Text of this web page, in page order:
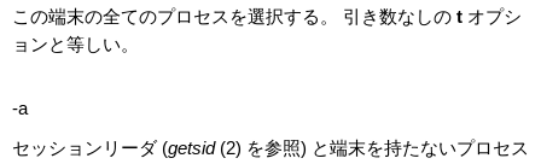
この端末の全てのプロセスを選択する。 引き数なしの t オプシ
ョンと等しい。
-a
セッションリーダ (getsid(2) を参照) と端末を持たないプロセス